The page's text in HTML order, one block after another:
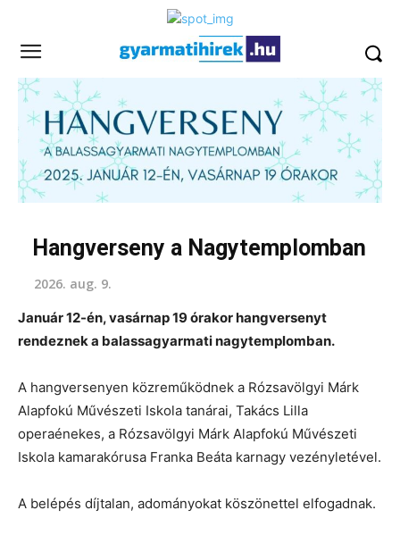
Hangverseny a Nagytemplomban
2026. aug. 9.
Január 12-én, vasárnap 19 órakor hangversenyt
rendeznek a balassagyarmati nagytemplomban.
A hangversenyen közreműködnek a Rózsavölgyi Márk
Alapfokú Művészeti Iskola tanárai, Takács Lilla
operaénekes, a Rózsavölgyi Márk Alapfokú Művészeti
Iskola kamarakórusa Franka Beáta karnagy vezényletével.
A belépés díjtalan, adományokat köszönettel elfogadnak.